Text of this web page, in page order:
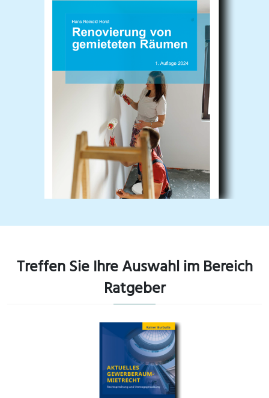
Treffen Sie Ihre Auswahl im Bereich
Ratgeber